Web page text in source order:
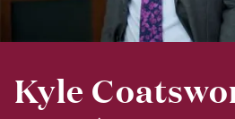
Kyle